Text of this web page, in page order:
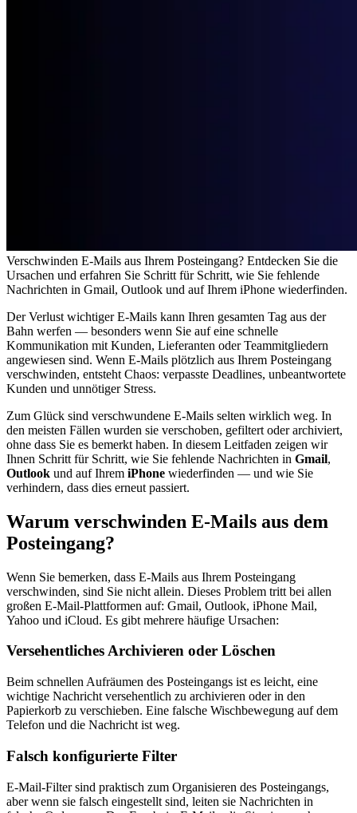
Verschwinden E-Mails aus Ihrem Posteingang? Entdecken Sie die
Ursachen und erfahren Sie Schritt für Schritt, wie Sie fehlende
Nachrichten in Gmail, Outlook und auf Ihrem iPhone wiederfinden.
Der Verlust wichtiger E-Mails kann Ihren gesamten Tag aus der
Bahn werfen — besonders wenn Sie auf eine schnelle
Kommunikation mit Kunden, Lieferanten oder Teammitgliedern
angewiesen sind. Wenn E-Mails plötzlich aus Ihrem Posteingang
verschwinden, entsteht Chaos: verpasste Deadlines, unbeantwortete
Kunden und unnötiger Stress.
Zum Glück sind verschwundene E-Mails selten wirklich weg. In
den meisten Fällen wurden sie verschoben, gefiltert oder archiviert,
ohne dass Sie es bemerkt haben. In diesem Leitfaden zeigen wir
Ihnen Schritt für Schritt, wie Sie fehlende Nachrichten in Gmail,
Outlook und auf Ihrem iPhone wiederfinden — und wie Sie
verhindern, dass dies erneut passiert.
Warum verschwinden E-Mails aus dem
Posteingang?
Wenn Sie bemerken, dass E-Mails aus Ihrem Posteingang
verschwinden, sind Sie nicht allein. Dieses Problem tritt bei allen
großen E-Mail-Plattformen auf: Gmail, Outlook, iPhone Mail,
Yahoo und iCloud. Es gibt mehrere häufige Ursachen:
Versehentliches Archivieren oder Löschen
Beim schnellen Aufräumen des Posteingangs ist es leicht, eine
wichtige Nachricht versehentlich zu archivieren oder in den
Papierkorb zu verschieben. Eine falsche Wischbewegung auf dem
Telefon und die Nachricht ist weg.
Falsch konfigurierte Filter
E-Mail-Filter sind praktisch zum Organisieren des Posteingangs,
aber wenn sie falsch eingestellt sind, leiten sie Nachrichten in